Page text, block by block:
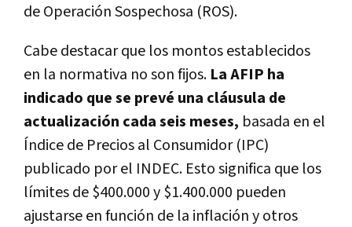
de Operación Sospechosa (ROS).
Cabe destacar que los montos establecidos
en la normativa no son fijos. La AFIP ha
indicado que se prevé una cláusula de
actualización cada seis meses, basada en el
Índice de Precios al Consumidor (IPC)
publicado por el INDEC. Esto significa que los
límites de $400.000 y $1.400.000 pueden
ajustarse en función de la inflación y otros